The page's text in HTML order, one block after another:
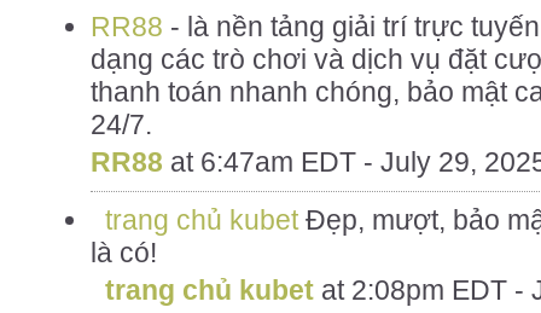
RR88 - là nền tảng giải trí trực
dạng các trò chơi và dịch vụ đặt
thanh toán nhanh chóng, bảo mật
24/7.
RR88 at 6:47am EDT - July 29,
trang chủ kubetĐẹp, mượt, bảo
là có!
trang chủ kubet at 2:08pm EDT -